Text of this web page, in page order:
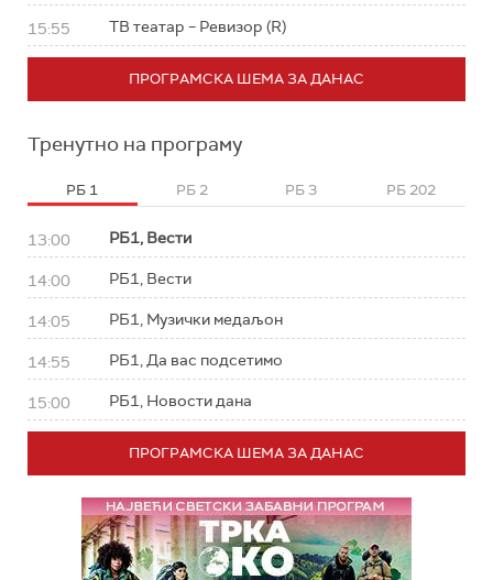
15:55 ТВ театар – Ревизор (R)
ПРОГРАМСКА ШЕМА ЗА ДАНАС
Тренутно на програму
РБ 1 РБ 2 РБ 3 РБ 202
13:00 РБ1, Вести
14:00 РБ1, Вести
14:05 РБ1, Музички медаљон
14:55 РБ1, Да вас подсетимо
15:00 РБ1, Новости дана
ПРОГРАМСКА ШЕМА ЗА ДАНАС